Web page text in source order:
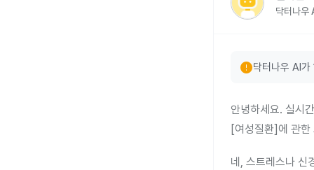
닥터나우
error닥터나우 AI
안녕하세요. 실시
[여성질환]에 관한
네, 스트레스나 신